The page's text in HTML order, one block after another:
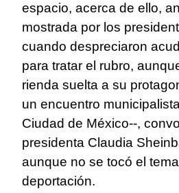
espacio, acerca de ello,
mostrada por los
cuando despreciaron
para tratar el rubro,
rienda suelta a su
un encuentro
Ciudad de México--,
presidenta Claudia
aunque no se tocó el
deportación.